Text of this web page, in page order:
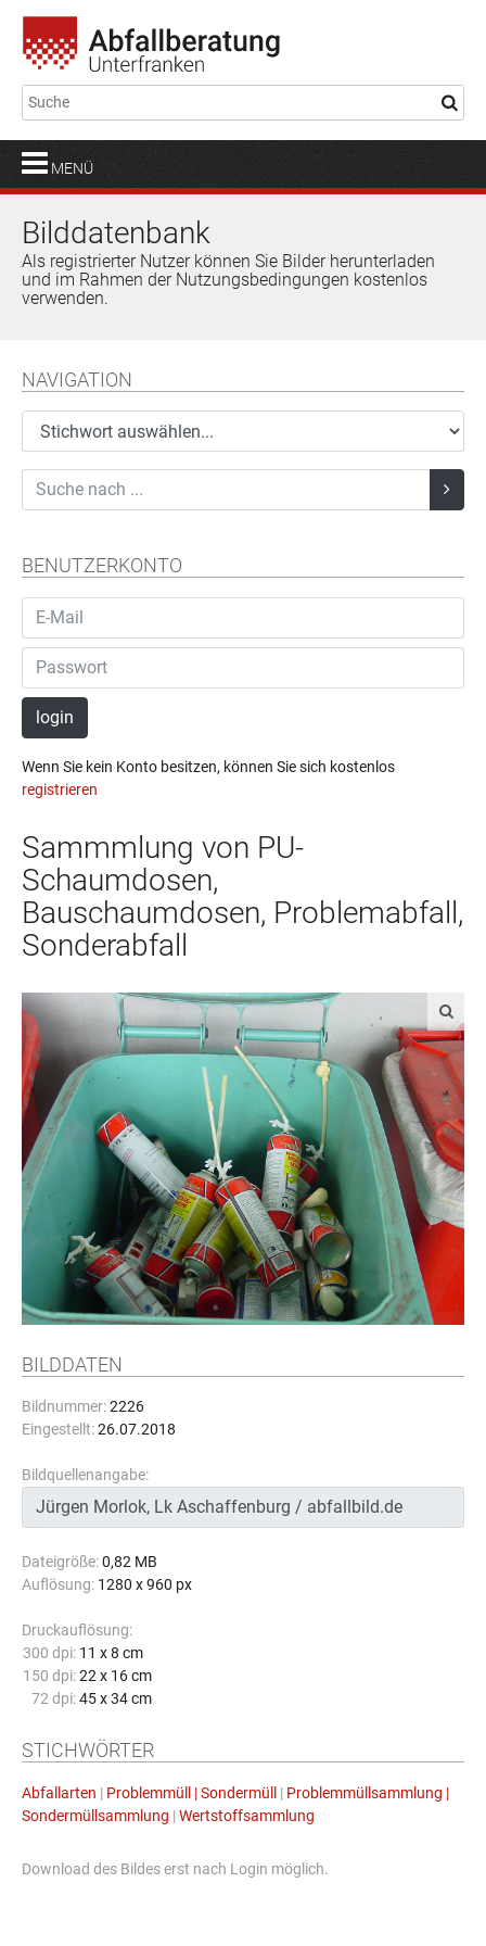
MENÜ
Bilddatenbank
Als registrierter Nutzer können Sie Bilder herunterladen
und im Rahmen der Nutzungsbedingungen kostenlos
verwenden.
NAVIGATION
BENUTZERKONTO
login
Wenn Sie kein Konto besitzen, können Sie sich kostenlos
registrieren
Sammmlung von PU-
Schaumdosen,
Bauschaumdosen, Problemabfall,
Sonderabfall
BILDDATEN
Bildnummer:2226
Eingestellt:26.07.2018
Bildquellenangabe:
Dateigröße:0,82 MB
Auflösung: 1280 x 960 px
Druckauflösung:
300 dpi: 11 x 8 cm
150 dpi: 22 x 16 cm
72 dpi: 45 x 34 cm
STICHWÖRTER
Abfallarten | Problemmüll | Sondermüll | Problemmüllsammlung |
Sondermüllsammlung | Wertstoffsammlung
Download des Bildes erst nach Login möglich.